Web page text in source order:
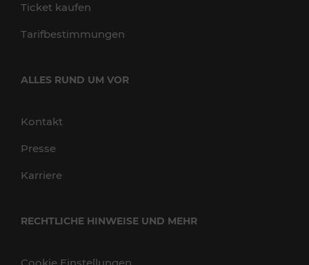
Ticket kaufen
Tarifbestimmungen
ALLES RUND UM VOR
Kontakt
Presse
Karriere
RECHTLICHE HINWEISE UND MEHR